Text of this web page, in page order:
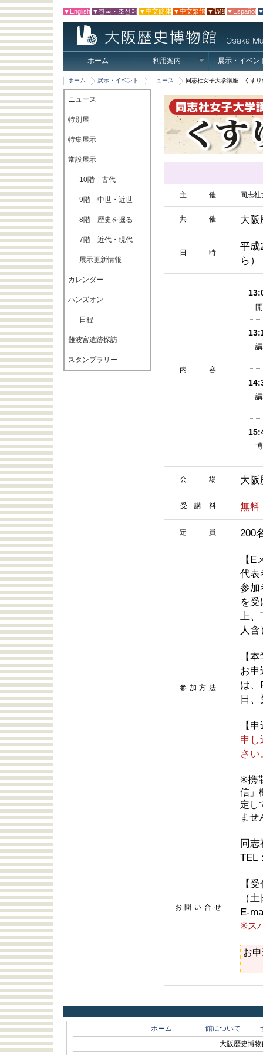
▼English ▼한국・조선어 ▼中文簡体 ▼中文繁體 ▼ไทย ▼Español
ホーム 利用案内 展示・イベン
ホーム 展示・イベント ニュース 同志社女子大学講座 くすり
ニュース
特別展
特集展示
常設展示
10階 古代
9階 中世・近世
8階 歴史を掘る
7階 近代・現代
展示更新情報
カレンダー
ハンズオン
日程
難波宮遺跡探訪
スタンプラリー
主 催 同志
共 催 大阪
日 時
平成
ら）
内 容
会 場 大
受 講 料 無料
定 員 200
参加方法
【
代表
参加
を
上、
人
【
お申
は、
日
【申
申し
さい
※携
信」
定し
ませ
お問い合せ
同
TEL
【
（
E-
※ス
お
ホーム 館について
大阪歴史博